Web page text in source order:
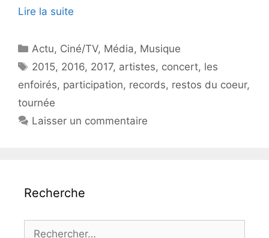
Lire la suite
Catégories
Actu, Ciné/TV, Média, Musique
Étiquettes
2015, 2016, 2017, artistes, concert, les
enfoirés, participation, records, restos du coeur,
tournée
Laisser un commentaire
Recherche
Rechercher :